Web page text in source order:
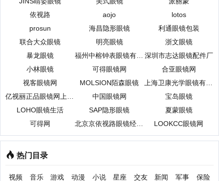
依视路
aojo
lotos
prosun
海昌隐形眼镜
利通眼镜包装
联合大众眼镜
明亮眼镜
浙文眼镜
暴龙眼镜
福州中榕钟表眼镜有限公司
深圳市志达眼镜配件厂
小林眼镜
可得眼镜网
合亚眼镜网
视客眼镜网
MOLSION陌森眼镜
上海卫康光学眼镜有限公司
中国眼镜网
宝岛眼镜
LOHO眼镜生活
SAP隐形眼镜
夏蒙眼镜
可得网
北京京依视路眼镜经营部 LOOKCC眼镜网
热门目录
视频 音乐 游戏 动漫 小说 星座 交友 新闻 军事 保险